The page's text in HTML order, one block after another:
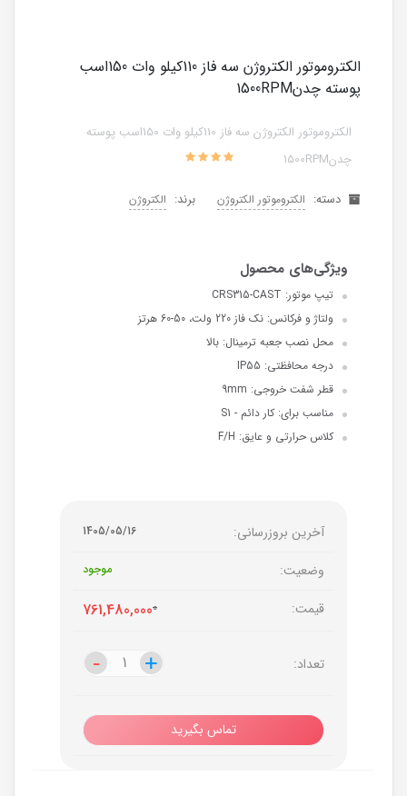
الکتروموتور الکتروژن سه فاز 110کیلو وات 150اسب
پوسته چدن1500RPM
الکتروموتور الکتروژن سه فاز 110کیلو وات 150اسب پوسته
چدن1500RPM
دسته: الکتروموتور الکتروژن برند: الکتروژن
تیپ موتور: CRS315-CAST
ولتاژ و فرکانس: نک فاز 220 ولت، 50-60 هرتز
محل نصب جعبه ترمینال: بالا
درجه محافظتی: IP55
قطر شفت خروجی: 9mm
مناسب برای: کار دائم - S1
کلاس حرارتی و عایق: F/H
آخرین بروزرسانی: 1405/05/16
وضعیت: موجود
قیمت: 761,480,0000
تعداد: +
- +
-
تماس بگیرید